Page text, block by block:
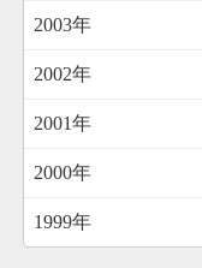
2003年
2002年
2001年
2000年
1999年